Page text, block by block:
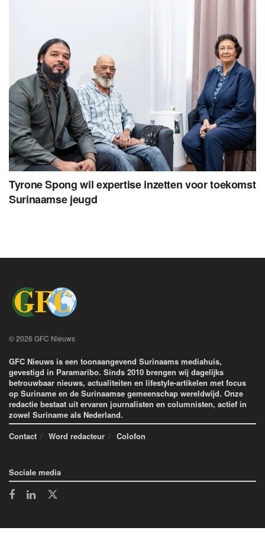
Tyrone Spong wil expertise inzetten voor toekomst
Surinaamse jeugd
© 2026 GFC Nieuws
GFC Nieuws is een toonaangevend Surinaams mediahuis,
gevestigd in Paramaribo. Sinds 2010 brengen wij dagelijks
betrouwbaar nieuws, actualiteiten en lifestyle-artikelen met focus
op Suriname en de Surinaamse gemeenschap wereldwijd. Onze
redactie bestaat uit ervaren journalisten en columnisten, actief in
zowel Suriname als Nederland.
Contact
Word redacteur Colofon
Sociale media